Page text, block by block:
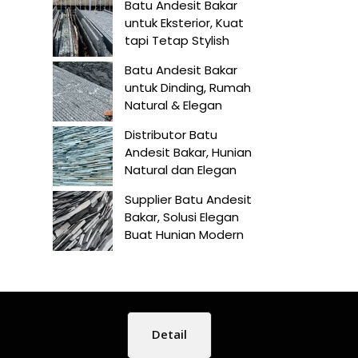
Batu Andesit Bakar
untuk Eksterior, Kuat
tapi Tetap Stylish
Batu Andesit Bakar
untuk Dinding, Rumah
Natural & Elegan
Distributor Batu
Andesit Bakar, Hunian
Natural dan Elegan
Supplier Batu Andesit
Bakar, Solusi Elegan
Buat Hunian Modern
Detail